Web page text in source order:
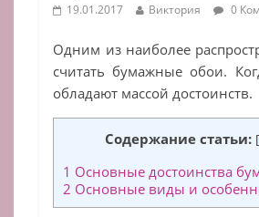
19.01.2017 Виктория 0
Одним из наиболее
считать бумажные обои.
обладают массой достоинств.
Содержание статьи: [
1 Основные достоинства
2 Основные виды и